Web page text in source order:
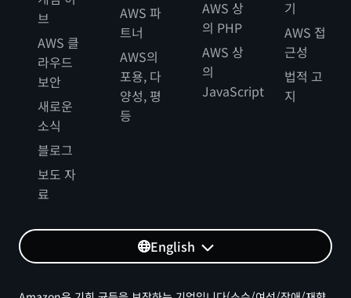
브
AWS 클
라우드
보안
새로운
소식
블로그
보도 자
료
AWS 파
트너
AWS의
포용, 다
양성, 평
등
AWS 상
의 PHP
AWS 상
의
JavaScript
기
AWS 접
근성
법적 고
지
English